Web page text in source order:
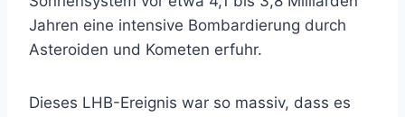
Jahren eine intensive Bombardierung durch
Asteroiden und Kometen erfuhr.
Dieses LHB-Ereignis war so massiv, dass es